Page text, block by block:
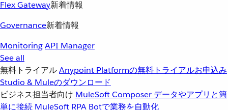
Flex Gateway新着情報
Governance新着情報
MonitoringAPI Manager
See all
無料トライアルAnypoint Platformの無料トライアルお申込み
Studio & Muleのダウンロード
ビジネス担当者向け MuleSoft Composer データやアプリと簡
単に接続 MuleSoft RPA Botで業務を自動化